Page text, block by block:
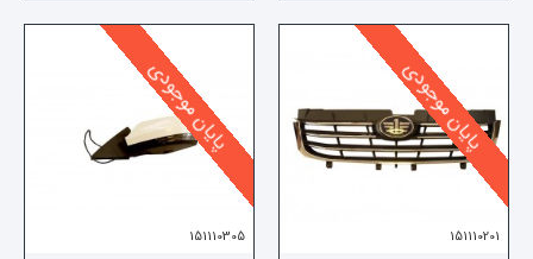
پایان موجودی
151110201
پایان موجودی
151110305